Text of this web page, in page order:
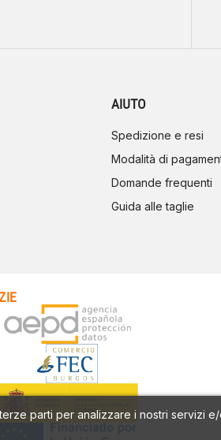
parti per analizzare i nostri servizi
AIUTO
Spedizione e resi
Modalità di
Domande frequenti
Guida alle taglie